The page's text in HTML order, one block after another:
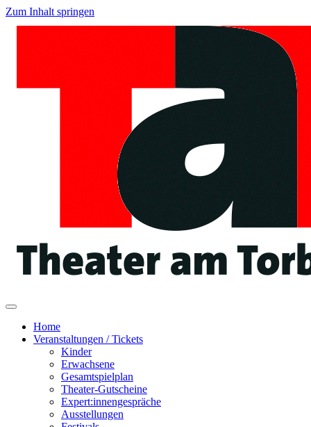
Zum Inhalt springen
Navigation
Home
Veranstaltungen / Tickets
Kinder
Erwachsene
Gesamtspielplan
Theater-Gutscheine
Expert:innengespräche
Ausstellungen